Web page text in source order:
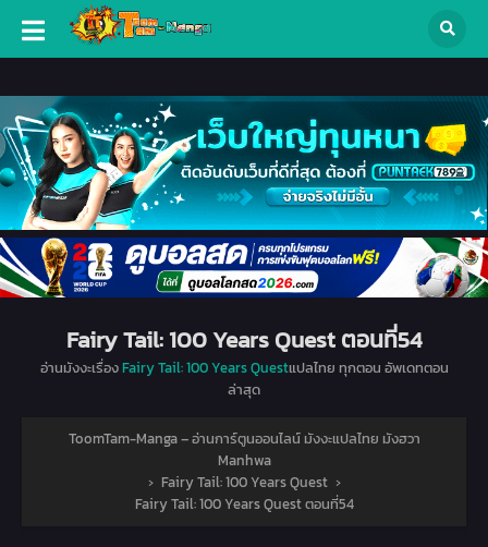
Fairy Tail: 100 Years Quest ตอนที่54
อ่านมังงะเรื่องFairy Tail: 100 Years Questแปลไทย ทุกตอน อัพเดทตอน
ล่าสุด
ToomTam-Manga – อ่านการ์ตูนออนไลน์ มังงะแปลไทย มังฮวา
Manhwa
› Fairy Tail: 100 Years Quest ›
Fairy Tail: 100 Years Quest ตอนที่54